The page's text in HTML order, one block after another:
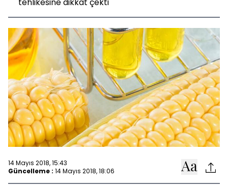
14 Mayıs 2018, 15:43
Güncelleme : 14 Mayıs 2018, 18:06